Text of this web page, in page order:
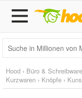
Hood › Büro &
Kurzwaren › Knöpfe ›